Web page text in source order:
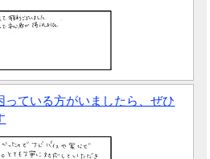
っている方がいましたら、ぜひ